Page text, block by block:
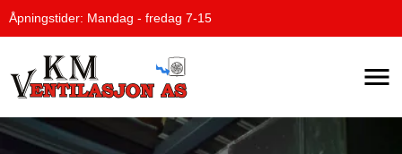
Åpningstider: Mandag - fredag 7-15